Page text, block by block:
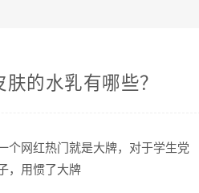
的水乳有哪些？
个网红热门就是大牌，对于学生党
，用惯了大牌